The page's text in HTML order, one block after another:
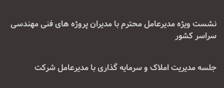
نشست ویژه مدیرعامل محترم با مدیران پروژه های فنی مهندسی
سراسر کشور
جلسه مدیریت املاک و سرمایه گذاری با مدیرعامل شرکت